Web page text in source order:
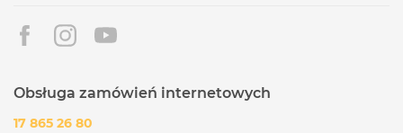
Obsługa zamówień internetowych
17 865 26 80